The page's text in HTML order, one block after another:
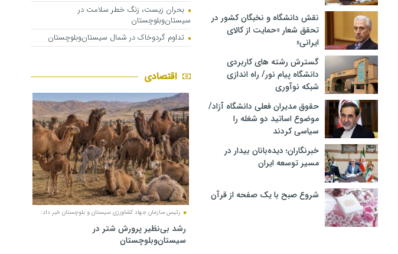
نقش دانشگاه و نخبگان کشور در
تحقق شعار «حمایت از کالای
ایرانی»
گسترش رشته های کاربردی
دانشگاه پیام نور/ راه اندازی
شبکه نوآوری
حقوق مدیران فعلی دانشگاه آزاد/
موضوع اساتید دو شغله را
سیاسی کردند
خبرنگاران؛ دیده‌بانان بیدار در
مسیر توسعه ایران
شروع صبح با یک صفحه از قرآن
بحران زیست، زنگ خطر سلامت در
سیستان‌وبلوچستان
تداوم گردوخاک در شمال سیستان‌وبلوچستان
اقتصادی
رئیس سازمان جهاد کشاورزی سیستان و بلوچستان خبر داد:
رشد بی‌نظیر پرورش شتر در
سیستان‌وبلوچستان